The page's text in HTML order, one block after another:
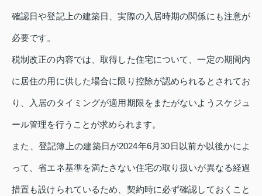
確認日や登記上の建築日、実際の入居時期の関係にも注意が
必要です。
税制改正の内容では、取得した住宅について、一定の期間内
に居住の用に供した場合に限り控除が認められるとされてお
り、入居のタイミングが適用期限をまたがないようスケジュ
ール管理を行うことが求められます。
また、登記簿上の建築日が2024年6月30日以前か以後かによ
って、省エネ基準を満たさない住宅の取り扱いが異なる経過
措置も設けられているため、契約時に必ず確認しておくこと